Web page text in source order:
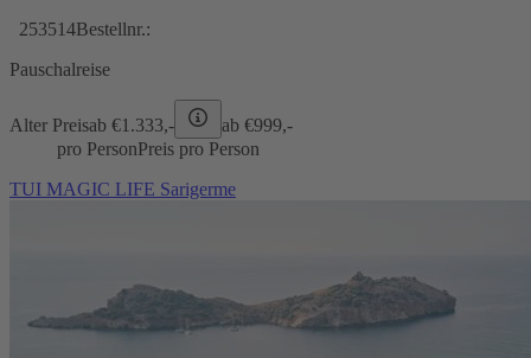
253514Bestellnr.:
Pauschalreise
Alter Preisab €1.333,- ab €999,-
pro PersonPreis pro Person
TUI MAGIC LIFE Sarigerme